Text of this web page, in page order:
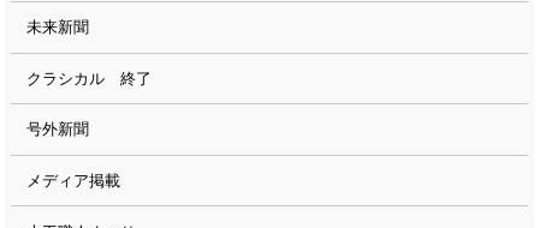
未来新聞
クラシカル 終了
号外新聞
メディア掲載